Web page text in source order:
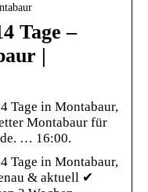
Tage –
|
Tage in Montabaur,
Montabaur für
… 16:00.
Tage in Montabaur,
& aktuell ✔